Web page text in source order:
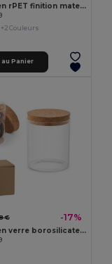
Bouteille en rPET finition mate 600 mL
+2 Couleurs
Panier
€ -17%
Bouteille en verre borosilicate et bouchon en liège 700 ml